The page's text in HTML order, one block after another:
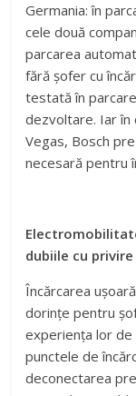
Germania: în
cele două
parcarea
fără șofer cu
testată în
dezvoltare. Iar în
Vegas, Bosch
necesară pentru
dubiile cu
Încărcarea
dorințe pentru
experiența lor de
punctele de
deconectarea